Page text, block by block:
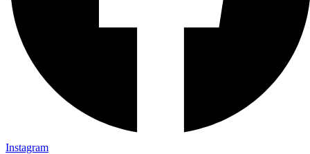
Instagram